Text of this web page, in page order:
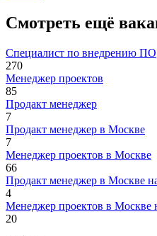
Смотреть ещё
Специалист по внедрению ПО
270
Менеджер проектов
85
Продакт менеджер
7
Продакт менеджер в Москве
7
Менеджер проектов в Москве
66
Продакт менеджер в Москве
4
Менеджер проектов в Москве
20